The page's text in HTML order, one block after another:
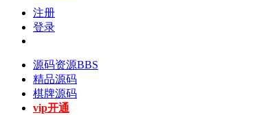
注册
登录
源码资源BBS
精品源码
棋牌源码
vip开通